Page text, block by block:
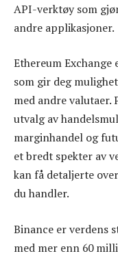
API-verktøy som
andre applikasjoner.
Ethereum
som gir deg
med andre
utvalg av
marginhandel og
et bredt spekter av
kan få detaljerte
du handler.
Binance er verdens
med mer enn 60